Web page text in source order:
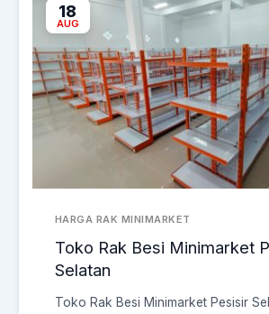
18
AUG
HARGA RAK MINIMARKET
Toko Rak Besi Minimarket
Selatan
Toko Rak Besi Minimarket Pesisir